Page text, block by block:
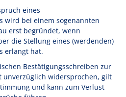
eines
wird bei einem sogenannten
erst begründet, wenn
die Stellung eines (werdenden)
erlangt hat.
Bestätigungsschreiben zur
unverzüglich widersprochen, gilt
und kann zum Verlust